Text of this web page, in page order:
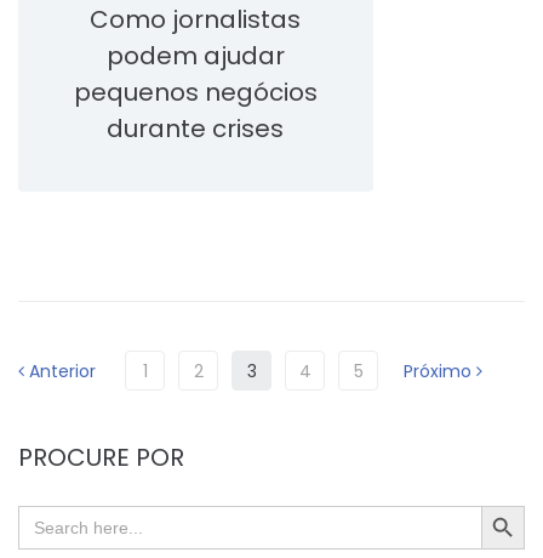
Como jornalistas
podem ajudar
pequenos negócios
durante crises
Anterior 1 2 3 4 5 Próximo
PROCURE POR
Search
for: